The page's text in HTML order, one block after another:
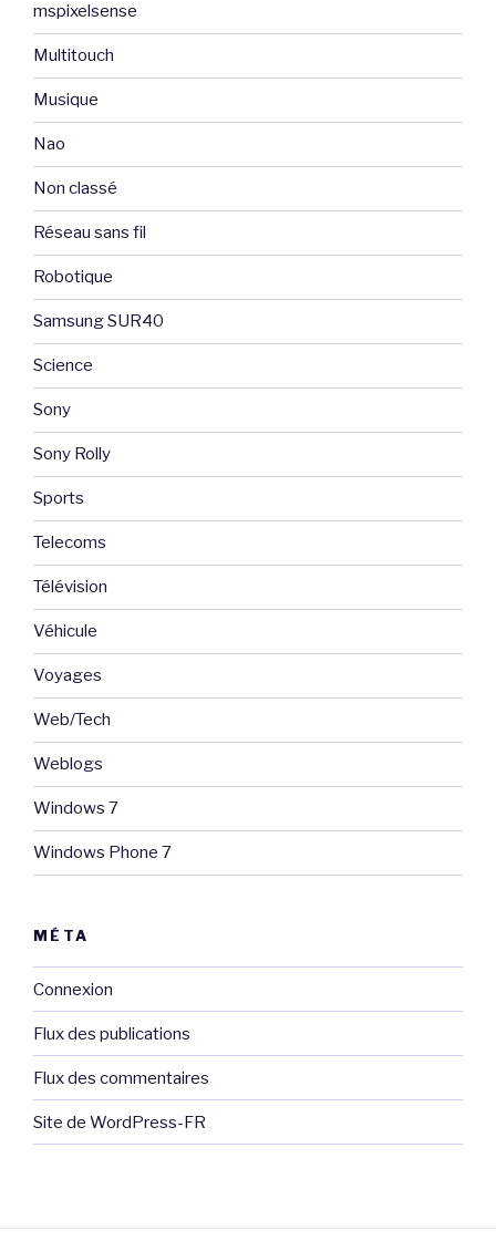
mspixelsense
Multitouch
Musique
Nao
Non classé
Réseau sans fil
Robotique
Samsung SUR40
Science
Sony
Sony Rolly
Sports
Telecoms
Télévision
Véhicule
Voyages
Web/Tech
Weblogs
Windows 7
Windows Phone 7
MÉTA
Connexion
Flux des publications
Flux des commentaires
Site de WordPress-FR